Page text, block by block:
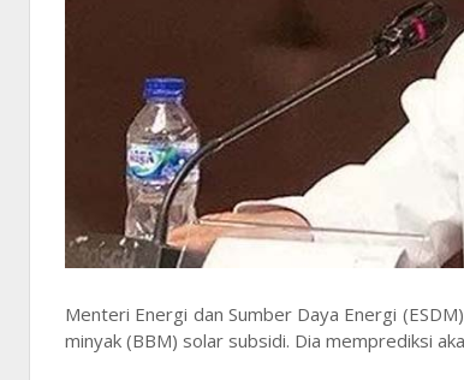
Menteri Energi dan Sumber Daya Energi
minyak (BBM) solar subsidi. Dia memprediksi